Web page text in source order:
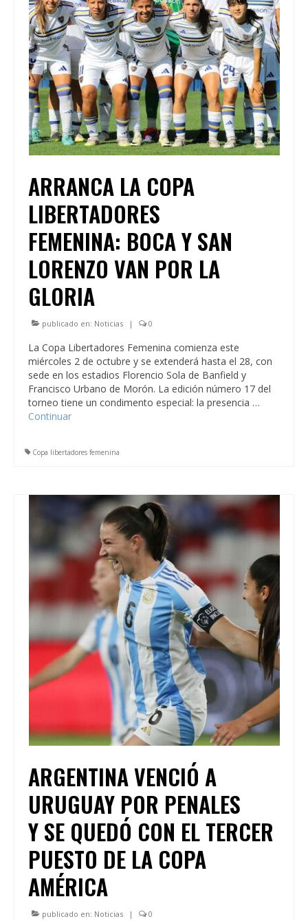
ARRANCA LA COPA
LIBERTADORES
FEMENINA: BOCA Y SAN
LORENZO VAN POR LA
GLORIA
publicado en: Noticias | 0
La Copa Libertadores Femenina comienza este
miércoles 2 de octubre y se extenderá hasta el 28, con
sede en los estadios Florencio Sola de Banfield y
Francisco Urbano de Morón. La edición número 17 del
torneo tiene un condimento especial: la presencia …
Continuar
Copa libertadores femenina
ARGENTINA VENCIÓ A
URUGUAY POR PENALES
Y SE QUEDÓ CON EL TERCER
PUESTO DE LA COPA
AMÉRICA
publicado en: Noticias | 0